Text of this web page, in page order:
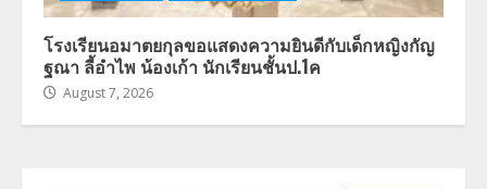
โรงเรียนอมาตยกุลขอแสดงความยินดีกับเด็กหญิงกัญ
ฐณา ลี้อำไพ น้องเก้า นักเรียนชั้นป.1ค
August 7, 2026